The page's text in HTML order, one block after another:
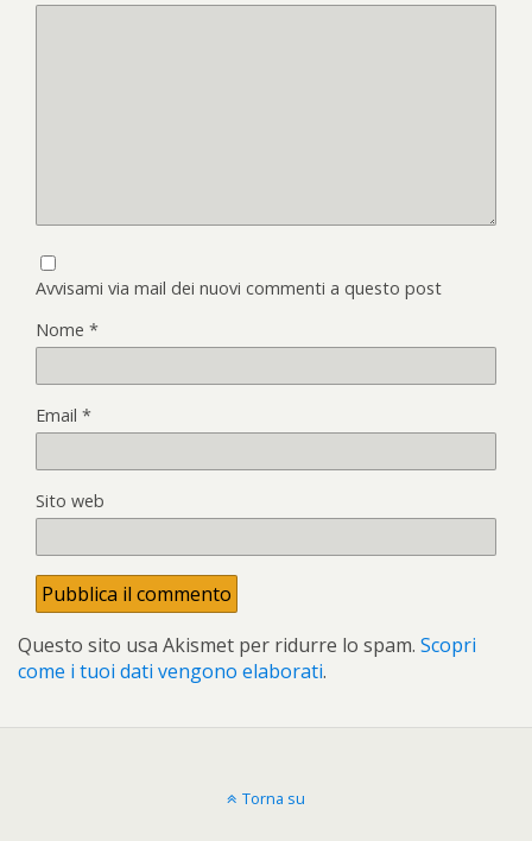
Avvisami via mail dei nuovi commenti a questo post
Nome *
Email *
Sito web
Questo sito usa Akismet per ridurre lo spam. Scopri
come i tuoi dati vengono elaborati.
Torna su